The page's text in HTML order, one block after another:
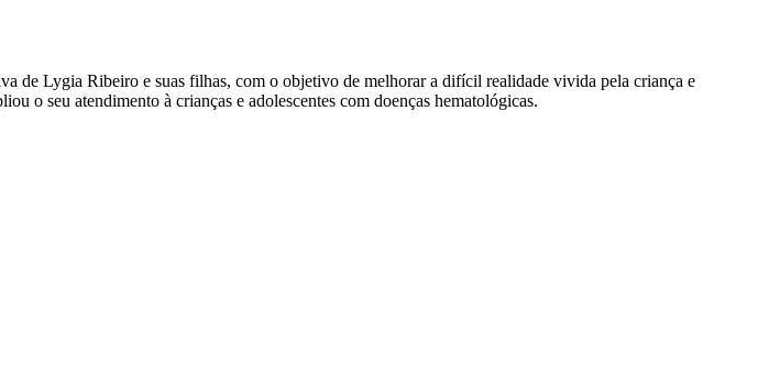
de Lygia Ribeiro e suas filhas, com o objetivo de melhorar a difícil realidade vivida pela criança e
o seu atendimento à crianças e adolescentes com doenças hematológicas.